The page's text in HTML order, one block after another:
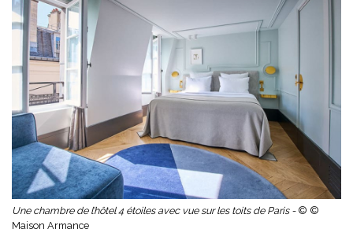
Une chambre de l’hôtel 4 étoiles avec vue sur les toits de Paris - © ©
Maison Armance